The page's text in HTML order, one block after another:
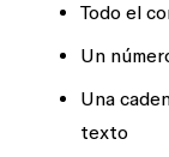
Todo el
Un
Una
texto